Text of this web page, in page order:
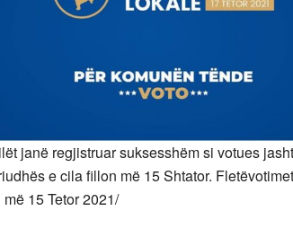
janë regjistruar suksesshëm si votues
e cila fillon më 15 Shtator.
15 Tetor 2021/